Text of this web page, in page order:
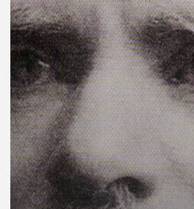
เพลง
บทความ
ข่าว
และ
กิจกรรม